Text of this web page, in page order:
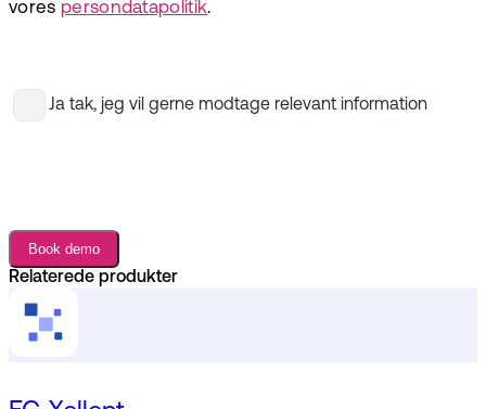
vores persondatapolitik.
Ja tak, jeg vil gerne modtage relevant information
Book demo
Relaterede produkter